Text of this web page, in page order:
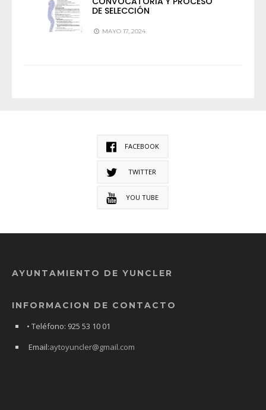
DE SELECCIÓN
MAYO 17, 2024
FACEBOOK
TWITTER
YOU TUBE
AYUNTAMIENTO DE YUNCLER
INFORMACION DE CONTACTO
• Teléfono: 925 53 10 01
Email:aytoyuncler@gmail.com